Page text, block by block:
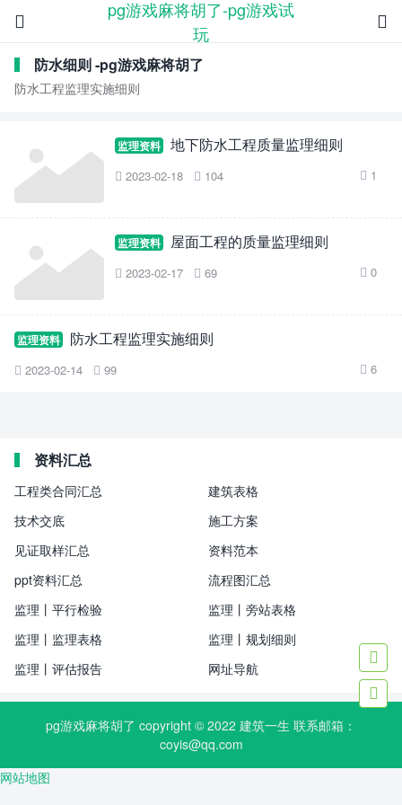
pg游戏麻将胡了-pg游戏试
玩


防水细则 -pg游戏麻将胡了
防水工程监理实施细则
监理资料 地下防水工程质量监理细则
 2023-02-18  104  1
监理资料 屋面工程的质量监理细则
 2023-02-17  69  0
监理资料 防水工程监理实施细则
 2023-02-14  99  6
资料汇总
工程类合同汇总
建筑表格
技术交底
施工方案
见证取样汇总
资料范本
ppt资料汇总
流程图汇总
监理丨平行检验
监理丨旁站表格
监理丨监理表格
监理丨规划细则
监理丨评估报告
网址导航


pg游戏麻将胡了 copyright © 2022 建筑一生 联系邮箱：
coyis@qq.com
网站地图